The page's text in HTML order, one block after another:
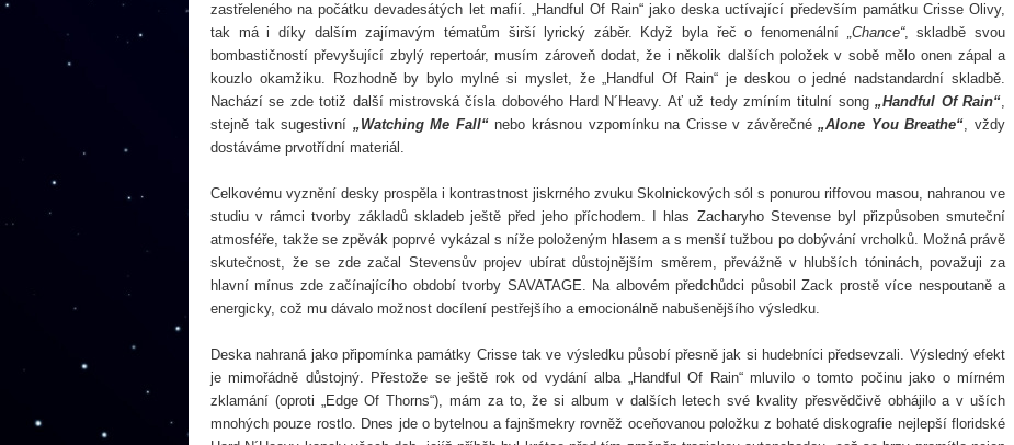
zastřeleného na počátku devadesátých let mafií. „Handful Of Rain“ jako deska uctívající především památku Crisse Olivy,
tak má i díky dalším zajímavým tématům širší lyrický záběr. Když byla řeč o fenomenální „Chance“, skladbě svou
bombastičností převyšující zbylý repertoár, musím zároveň dodat, že i několik dalších položek v sobě mělo onen zápal a
kouzlo okamžiku. Rozhodně by bylo mylné si myslet, že„Handful Of Rain“ je deskou o jedné nadstandardní skladbě.
Nachází se zde totiž další mistrovská čísla dobového Hard N´Heavy. Ať už tedy zmíním titulní song„Handful Of Rain“,
stejně tak sugestivní „Watching Me Fall“nebo krásnou vzpomínku na Crisse v závěrečné„Alone You Breathe“, vždy
dostáváme prvotřídní materiál.
Celkovému vyznění desky prospěla i kontrastnost jiskrného zvuku Skolnickových sól s ponurou riffovou masou, nahranou ve
studiu v rámci tvorby základů skladeb ještě před jeho příchodem. I hlas Zacharyho Stevense byl přizpůsoben smuteční
atmosféře, takže se zpěvák poprvé vykázal s níže položeným hlasem a s menší tužbou po dobývání vrcholků. Možná právě
skutečnost, že se zde začal Stevensův projev ubírat důstojnějším směrem, převážně v hlubších tóninách, považuji za
hlavní mínus zde začínajícího období tvorby SAVATAGE. Na albovém předchůdci působil Zack prostě více nespoutaně a
energicky, což mu dávalo možnost docílení pestřejšího a emocionálně nabušenějšího výsledku.
Deska nahraná jako připomínka památky Crisse tak ve výsledku působí přesně jak si hudebníci předsevzali. Výsledný efekt
je mimořádně důstojný. Přestože se ještě rok od vydání alba „Handful Of Rain“ mluvilo o tomto počinu jako o mírném
zklamání (oproti „Edge Of Thorns“), mám za to, že si album v dalších letech své kvality přesvědčivě obhájilo a v uších
mnohých pouze rostlo. Dnes jde o bytelnou a fajnšmekry rovněž oceňovanou položku z bohaté diskografie nejlepší floridské